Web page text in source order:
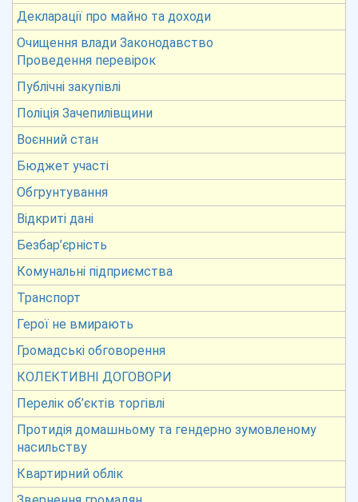
Декларації про майно та доходи
Очищення влади Законодавство
Проведення перевірок
Публічні закупівлі
Поліція Зачепилівщини
Воєнний стан
Бюджет участі
Обгрунтування
Відкриті дані
Безбар’єрність
Комунальні підприємства
Транспорт
Герої не вмирають
Громадські обговорення
КОЛЕКТИВНІ ДОГОВОРИ
Перелік об’єктів торгівлі
Протидія домашньому та гендерно зумовленому
насильству
Квартирний облік